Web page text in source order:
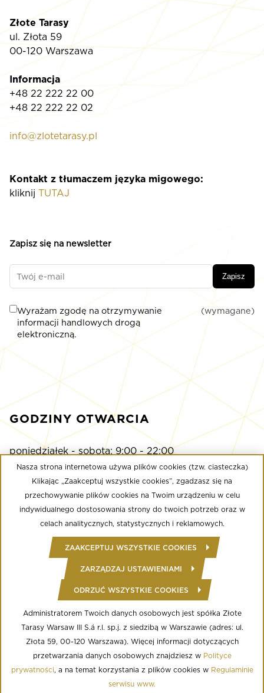
Złote Tarasy
ul. Złota 59
00-120 Warszawa
Informacja
+48 22 222 22 00
+48 22 222 22 02
info@zlotetarasy.pl
Kontakt z tłumaczem języka migowego:
kliknij TUTAJ
Zapisz się na newsletter
Zapisz
Wyrażam zgodę na otrzymywanie
informacji handlowych drogą
elektroniczną.
(wymagane)
GODZINY OTWARCIA
poniedziałek - sobota: 9:00 - 22:00
niedziela: 9:00 - 21:00
Multikino
poniedziałek - niedziela: 9:00 - do ostatniego seansu
Well Fitness
poniedziałek - niedziela: 24/7
© Copyright 2020 Złote Tarasy
Regulamin Centrum Handlowego
Polityka prywatności
Informacja o przetwarzaniu danych osobowych
Regulamin aplikacji mobilnej
Ustawienia Cookies
Nasza strona internetowa używa plików cookies (tzw. ciasteczka)
Klikając „Zaakceptuj wszystkie cookies”, zgadzasz się na
przechowywanie plików cookies na Twoim urządzeniu w celu
indywidualnego dostosowania strony do twoich potrzeb oraz w
celach analitycznych, statystycznych i reklamowych.
ZAAKCEPTUJ WSZYSTKIE COOKIES
ZARZĄDZAJ USTAWIENIAMI
ODRZUĆ WSZYSTKIE COOKIES
Administratorem Twoich danych osobowych jest spółka Złote
Tarasy Warsaw III S.á r.l. sp.j. z siedzibą w Warszawie (adres: ul.
Złota 59, 00-120 Warszawa). Więcej informacji dotyczących
przetwarzania danych osobowych znajdziesz w Polityce
prywatności, a na temat korzystania z plików cookies w Regulaminie
serwisu www.